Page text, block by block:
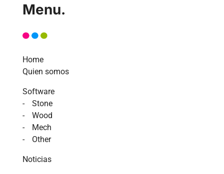
Menu.
Home
Quien somos
Software
Stone
Wood
Mech
Other
Noticias